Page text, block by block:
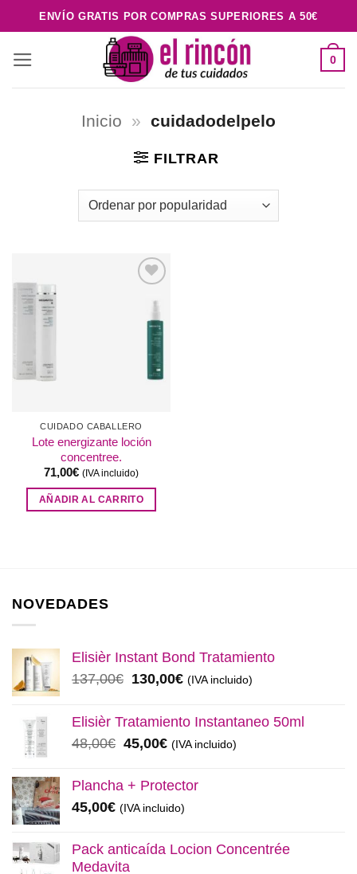
al
contenido
ENVÍO GRATIS POR COMPRAS SUPERIORES A 50€
0
Inicio » cuidadodelpelo
FILTRAR
lista de
deseos
CUIDADO CABALLERO
Lote energizante loción
concentree.
71,00€ (IVA incluido)
AÑADIR AL CARRITO
NOVEDADES
Elisièr Instant Bond Tratamiento
137,00€ El
original
137,00€.
130,00€El
actual
130,00€.
(IVA incluido)
Elisièr Tratamiento Instantaneo 50ml
48,00€ El
original
48,00€.
45,00€El
actual
45,00€.
(IVA incluido)
Plancha + Protector
45,00€ (IVA incluido)
Pack anticaída Locion Concentrée
Medavita